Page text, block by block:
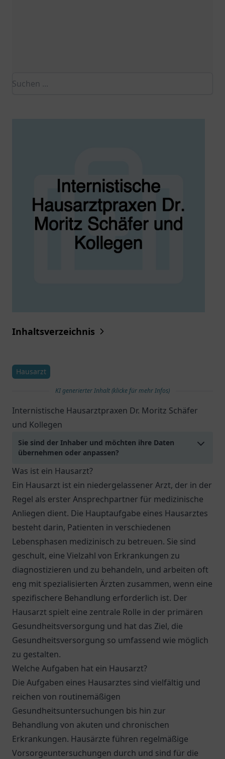
Inhaltsverzeichnis
Hausarzt
KI generierter Inhalt (klicke für mehr Infos)
Internistische Hausarztpraxen Dr. Moritz Schäfer
und Kollegen
Sie sind der Inhaber und möchten ihre Daten
übernehmen oder anpassen?
Was ist ein Hausarzt?
Ein Hausarzt ist ein niedergelassener Arzt, der in der
Regel als erster Ansprechpartner für medizinische
Anliegen dient. Die Hauptaufgabe eines Hausarztes
besteht darin, Patienten in verschiedenen
Lebensphasen medizinisch zu betreuen. Sie sind
geschult, eine Vielzahl von Erkrankungen zu
diagnostizieren und zu behandeln, und arbeiten oft
eng mit spezialisierten Ärzten zusammen, wenn eine
spezifischere Behandlung erforderlich ist. Der
Hausarzt spielt eine zentrale Rolle in der primären
Gesundheitsversorgung und hat das Ziel, die
Gesundheitsversorgung so umfassend wie möglich
zu gestalten.
Welche Aufgaben hat ein Hausarzt?
Die Aufgaben eines Hausarztes sind vielfältig und
reichen von routinemäßigen
Gesundheitsuntersuchungen bis hin zur
Behandlung von akuten und chronischen
Erkrankungen. Hausärzte führen regelmäßige
Vorsorgeuntersuchungen durch und sind für die